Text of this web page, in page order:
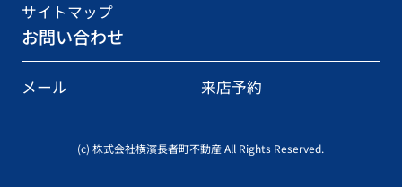
サイトマップ
お問い合わせ
メール 来店予約
(c) 株式会社横濱長者町不動産 All Rights Reserved.